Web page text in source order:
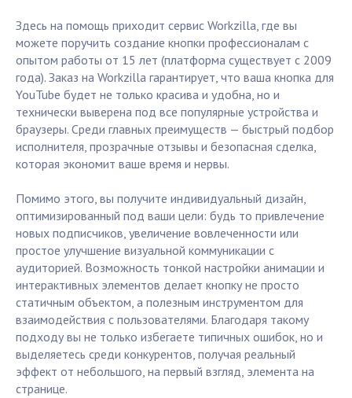
Здесь на помощь приходит сервис Workzilla, где вы
можете поручить создание кнопки профессионалам с
опытом работы от 15 лет (платформа существует с 2009
года). Заказ на Workzilla гарантирует, что ваша кнопка для
YouTube будет не только красива и удобна, но и
технически выверена под все популярные устройства и
браузеры. Среди главных преимуществ — быстрый подбор
исполнителя, прозрачные отзывы и безопасная сделка,
которая экономит ваше время и нервы.
Помимо этого, вы получите индивидуальный дизайн,
оптимизированный под ваши цели: будь то привлечение
новых подписчиков, увеличение вовлеченности или
простое улучшение визуальной коммуникации с
аудиторией. Возможность тонкой настройки анимации и
интерактивных элементов делает кнопку не просто
статичным объектом, а полезным инструментом для
взаимодействия с пользователями. Благодаря такому
подходу вы не только избегаете типичных ошибок, но и
выделяетесь среди конкурентов, получая реальный
эффект от небольшого, на первый взгляд, элемента на
странице.